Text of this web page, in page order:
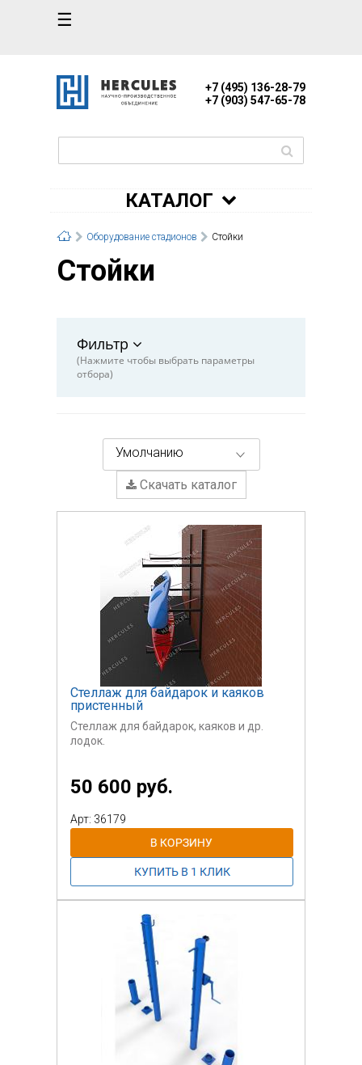
☰
+7 (495) 136-28-79
+7 (903) 547-65-78
КАТАЛОГ
Оборудование стадионов Стойки
Стойки
Фильтр
(Нажмите чтобы выбрать параметры
отбора)
Умолчанию
Скачать каталог
Стеллаж для байдарок и каяков
пристенный
Стеллаж для байдарок, каяков и др.
лодок.
Стоимость указана за один стеллаж из
стали на 3 лодки.
50 600 руб.
Арт: 36179